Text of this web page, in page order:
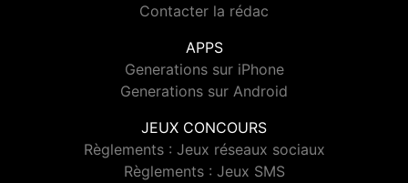
Contacter la rédac
APPS
Generations sur iPhone
Generations sur Android
JEUX CONCOURS
Règlements : Jeux réseaux sociaux
Règlements : Jeux SMS